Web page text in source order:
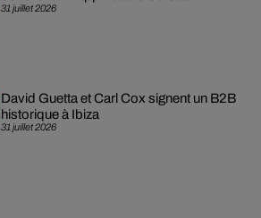
31 juillet 2026
31 juillet 2026
David Guetta et Carl Cox signent un B2B
historique à Ibiza